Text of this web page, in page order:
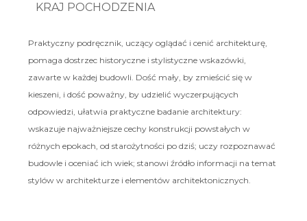
KRAJ POCHODZENIA
Praktyczny podręcznik, uczący oglądać i cenić architekturę,
pomaga dostrzec historyczne i stylistyczne wskazówki,
zawarte w każdej budowli. Dość mały, by zmieścić się w
kieszeni, i dość poważny, by udzielić wyczerpujących
odpowiedzi, ułatwia praktyczne badanie architektury:
wskazuje najważniejsze cechy konstrukcji powstałych w
różnych epokach, od starożytności po dziś; uczy rozpoznawać
budowle i oceniać ich wiek; stanowi źródło informacji na temat
stylów w architekturze i elementów architektonicznych.